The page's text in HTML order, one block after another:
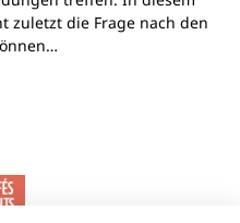
zuletzt die Frage nach den